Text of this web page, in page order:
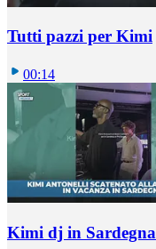
Tutti pazzi per Kimi
00:14
Kimi dj in Sardegna